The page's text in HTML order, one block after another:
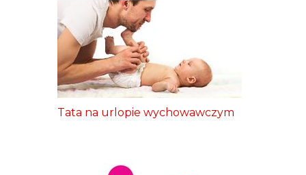
Tata na urlopie wychowawczym